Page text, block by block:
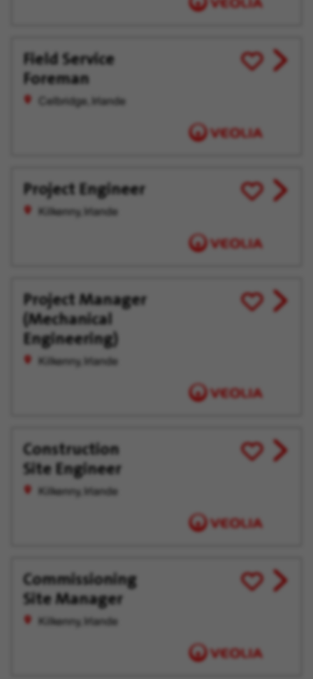
Field Service
Foreman
Celbridge, Irlande
Enregistrer
pour
View
job
Project Engineer
Kilkenny, Irlande
Enregistrer
pour
tard
View
job
Project Manager
(Mechanical
Engineering)
Kilkenny, Irlande
Enregistrer
pour
View
job
Construction
Site Engineer
Kilkenny, Irlande
Enregistrer
pour
View
job
Commissioning
Site Manager
Kilkenny, Irlande
Enregistrer
pour
View
job